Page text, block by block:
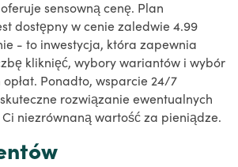
sensowną cenę. Plan
dostępny w cenie zaledwie 4.99
- to inwestycja, która zapewnia
kliknięć, wybory wariantów i wybór
Ponadto, wsparcie 24/7
rozwiązanie ewentualnych
niezrównaną wartość za pieniądze.